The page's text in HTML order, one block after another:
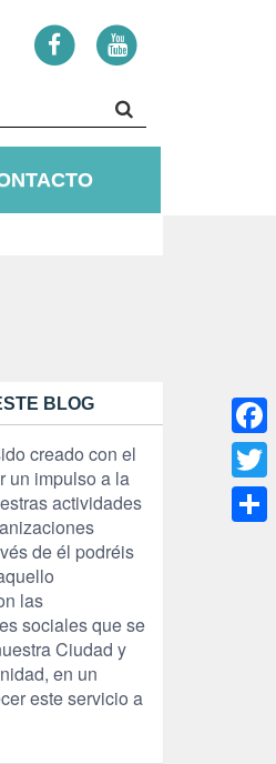
BLOG
creado con el
un impulso a la
actividades
de él podréis
las
sociales que se
Ciudad y
en un
este servicio a